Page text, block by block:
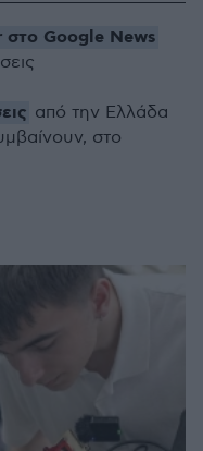
Google News
από την Ελλάδα
στο